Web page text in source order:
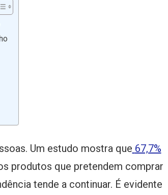
Um estudo mostra que 67,7%
produtos que pretendem comprar
tende a continuar. É evidente